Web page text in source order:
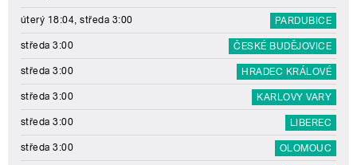
úterý 18:04, středa 3:00 PARDUBICE
středa 3:00 ČESKÉ BUDĚJOVICE
středa 3:00 HRADEC KRÁLOVÉ
středa 3:00 KARLOVY VARY
středa 3:00 LIBEREC
středa 3:00 OLOMOUC